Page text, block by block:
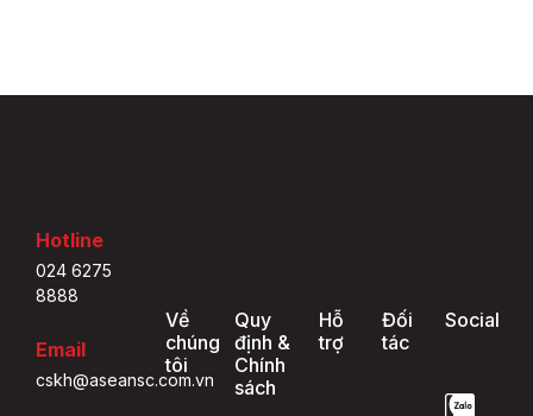
Hotline
024 6275
8888
Email
cskh@aseansc.com.vn
Về
chúng
tôi
Quy
định &
Chính
sách
Hỗ
trợ
Đối
tác
Social